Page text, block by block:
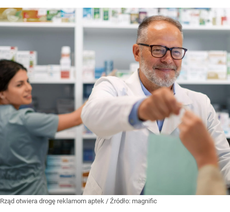
Rząd otwiera drogę reklamom aptek / Źródło: magnific